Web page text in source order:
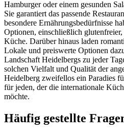
Hamburger oder einem gesunden
Sie garantiert das passende
besondere Ernährungsbedürfnisse
Optionen, einschließlich
Küche. Darüber hinaus laden
Lokale und preiswerte Optionen
Landschaft Heidelbergs zu jeder
solchen Vielfalt und Qualität der
Heidelberg zweifellos ein Paradies
für jeden, der die internationale
möchte.
Häufig gestellte